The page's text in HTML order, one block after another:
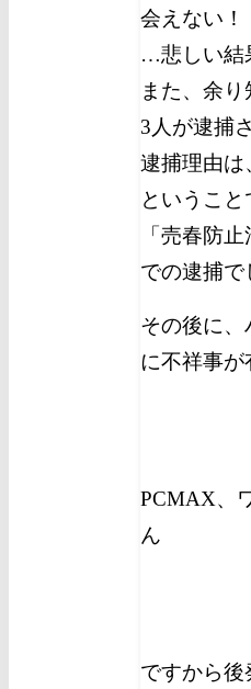
会えない！
…悲しい結
また、余
3人が逮捕
逮捕理由は
ということ
「売春防
での逮捕で
その後に
に不祥事が
PCMAX、
ん
ですから